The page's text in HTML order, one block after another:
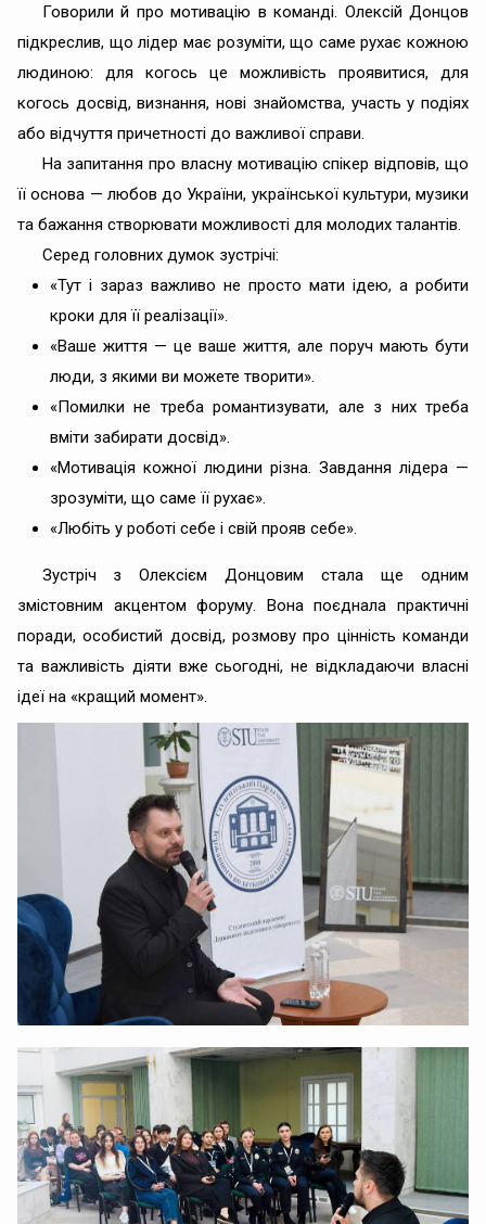
Говорили й про мотивацію в команді. Олексій Донцов
підкреслив, що лідер має розуміти, що саме рухає кожною
людиною: для когось це можливість проявитися, для
когось досвід, визнання, нові знайомства, участь у подіях
або відчуття причетності до важливої справи.
На запитання про власну мотивацію спікер відповів, що
її основа — любов до України, української культури, музики
та бажання створювати можливості для молодих талантів.
Серед головних думок зустрічі:
«Тут і зараз важливо не просто мати ідею, а робити
кроки для її реалізації».
«Ваше життя — це ваше життя, але поруч мають бути
люди, з якими ви можете творити».
«Помилки не треба романтизувати, але з них треба
вміти забирати досвід».
«Мотивація кожної людини різна. Завдання лідера —
зрозуміти, що саме її рухає».
«Любіть у роботі себе і свій прояв себе».
Зустріч з Олексієм Донцовим стала ще одним
змістовним акцентом форуму. Вона поєднала практичні
поради, особистий досвід, розмову про цінність команди
та важливість діяти вже сьогодні, не відкладаючи власні
ідеї на «кращий момент».